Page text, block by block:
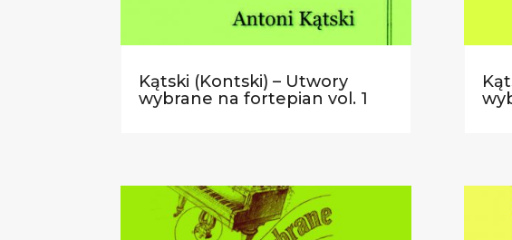
Kątski (Kontski) – Utwory
wybrane na fortepian vol. 1